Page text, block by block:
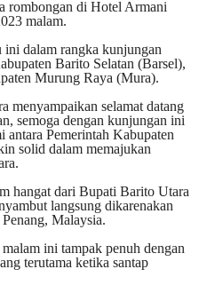
rombongan di Hotel Armani
malam.
ini dalam rangka kunjungan
Barito Selatan (Barsel),
Murung Raya (Mura).
menyampaikan selamat datang
semoga dengan kunjungan ini
antara Pemerintah Kabupaten
solid dalam memajukan
hangat dari Bupati Barito Utara
langsung dikarenakan
Malaysia.
ini tampak penuh dengan
terutama ketika santap